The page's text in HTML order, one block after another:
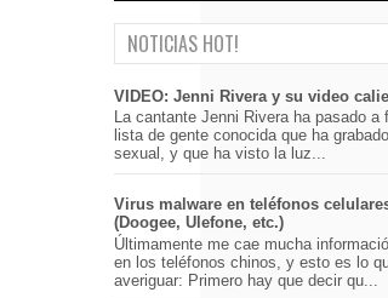
NOTICIAS HOT!
VIDEO: Jenni Rivera y su video
La cantante Jenni Rivera ha pasado a
lista de gente conocida que ha
sexual, y que ha visto la luz...
Virus malware en teléfonos
(Doogee, Ulefone, etc.)
Últimamente me cae mucha
en los teléfonos chinos, y esto es lo
averiguar: Primero hay que decir qu...